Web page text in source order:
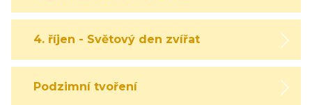
4. říjen - Světový den zvířat
Podzimní tvoření